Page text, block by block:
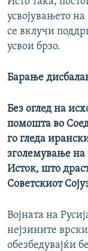
усвојувањето
се вклучи
усвои брзо.
Барање
Без оглед на
помошта во
го гледа
зголемување на
Исток, што
Советскиот
Војната на
нејзините
обезбедувајќи